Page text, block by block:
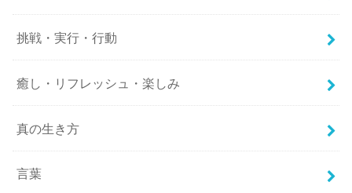
挑戦・実行・行動
癒し・リフレッシュ・楽しみ
真の生き方
言葉